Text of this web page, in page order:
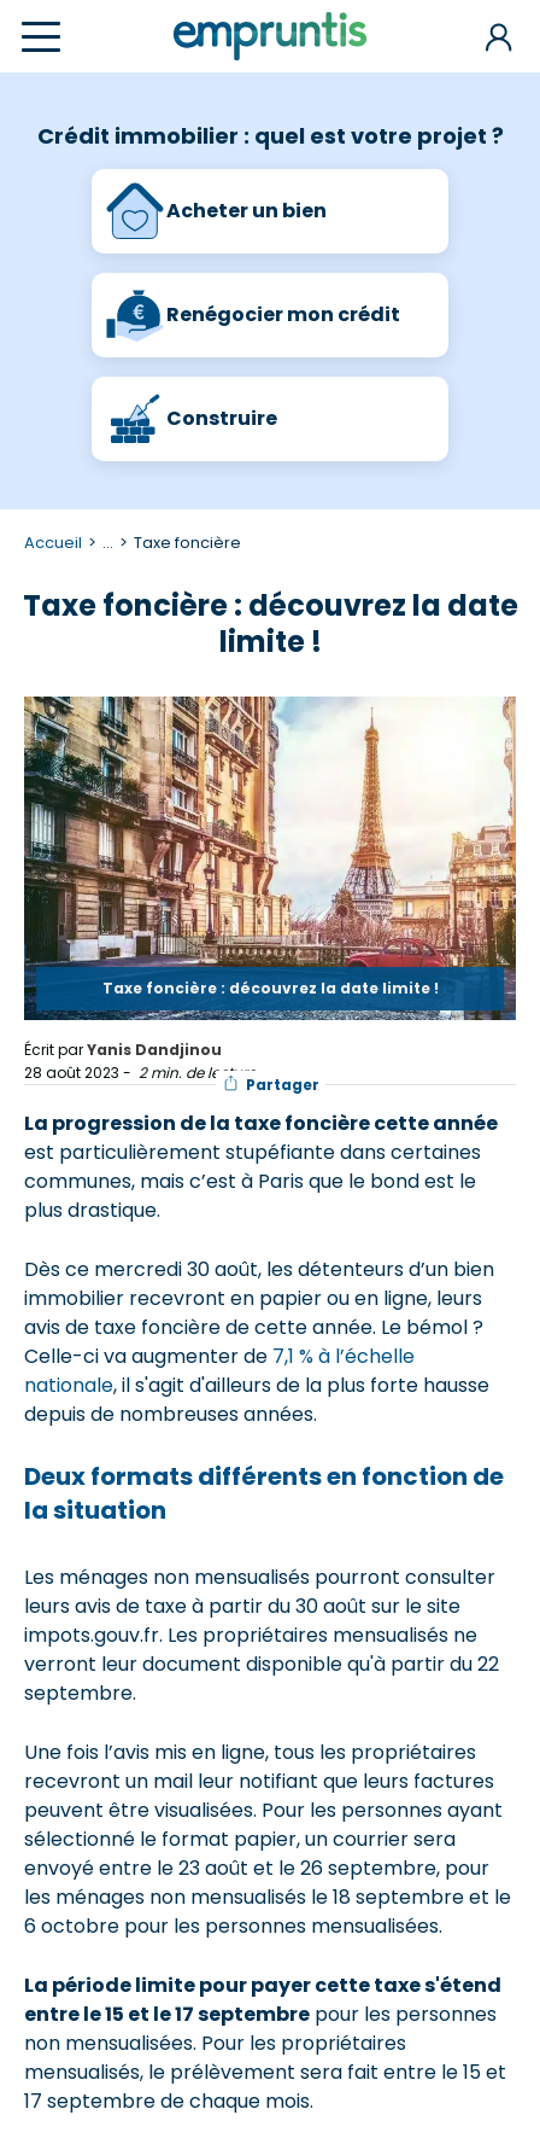
Crédit immobilier : quel est votre projet ?
Acheter un bien
Renégocier mon crédit
Construire
Accueil ... Taxe foncière
Taxe foncière : découvrez la date
limite !
Taxe foncière : découvrez la date limite !
Écrit parYanis Dandjinou
28 août 2023 - 2 min. de lecture
Partager
La progression de la taxe foncière cette année
est particulièrement stupéfiante dans certaines
communes, mais c’est à Parisque le bond est le
plus drastique.
Dès ce mercredi 30 août, les détenteurs d’un bien
immobilier recevront en papier ou en ligne, leurs
avis de taxe foncière de cette année. Le bémol ?
Celle-ci va augmenter de 7,1 % à l’échelle
nationale,il s'agit d'ailleurs de la plus forte hausse
depuis de nombreuses années.
Deux formats différents en fonction de
la situation
Les ménages non mensualisés pourront consulter
leurs avis de taxe à partir du 30 août sur le site
impots.gouv.fr. Les propriétaires mensualisés ne
verront leur document disponible qu'à partir du 22
septembre.
Une fois l’avis mis en ligne, tous les propriétaires
recevront un mail leur notifiant que leurs factures
peuvent être visualisées. Pour les personnes ayant
sélectionné le format papier, un courrier sera
envoyé entre le 23 août et le 26 septembre, pour
les ménages non mensualisés le 18 septembre et le
6 octobre pour les personnes mensualisées.
La période limite pour payer cette taxe s'étend
entre le 15 et le 17 septembre pour les personnes
non mensualisées. Pour les propriétaires
mensualisés, le prélèvement sera fait entre le 15 et
17 septembre de chaque mois.